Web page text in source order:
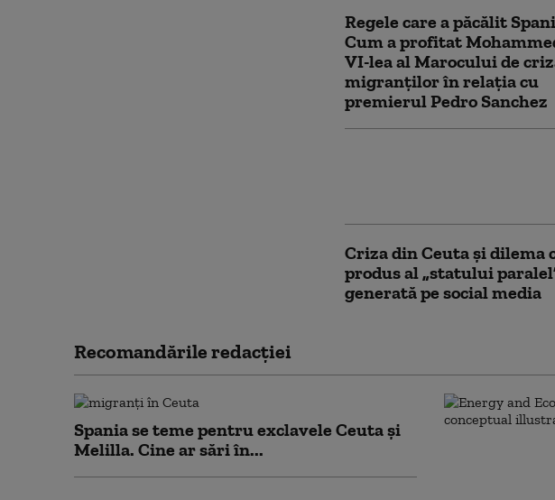
Regele care a păcălit
Cum a profitat
VI-lea al Marocului de
migranților în relația cu
premierul Pedro Sanchez
Criza din Ceuta și dilema
produs al „statului
generată pe social media
Recomandările redacţiei
Spania se teme pentru exclavele Ceuta și
Melilla. Cine ar sări în...